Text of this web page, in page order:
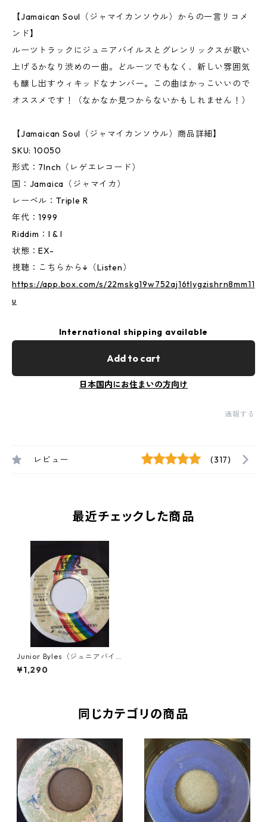
【Jamaican Soul（ジャマイカンソウル）からの一言リコメ
ンド】
ルーツトラックにジュニアバイルスとグレンリックスが歌い
上げるかなり渋めの一曲。どルーツでもなく、新しい雰囲気
も醸し出すウィキッドなナンバー。この曲はかっこいいので
オススメです！（なかなか見つからないかもしれません！）
【Jamaican Soul（ジャマイカンソウル）商品詳細】
SKU: 10050
形式：7Inch（レゲエレコード）
国：Jamaica（ジャマイカ）
レーベル：Triple R
年代：1999
Riddim：I & I
状態：EX-
視聴：こちらから↓（Listen）
https://app.box.com/s/22mskg19w752aj16tlygzishrn8mm11
u
International shipping available
Add to cart
日本国内にお住まいの方向け
通報する
レビュー (317)
最近チェックした商品
Junior Byles（ジュニアバイ
ルス） & Glen Ricks（グレン
リックス） - I And I【7'】
¥1,290
同じカテゴリの商品